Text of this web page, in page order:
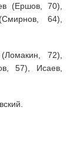
(Ершов, 70),
64),
72),
57), Исаев,